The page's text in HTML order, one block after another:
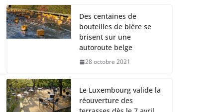
Des centaines de
bouteilles de bière se
brisent sur une
autoroute belge
28 octobre 2021
Le Luxembourg valide la
réouverture des